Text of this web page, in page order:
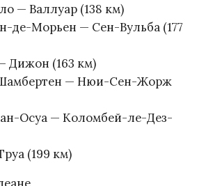
— Валлуар (138 км)
де-Морьен — Сен-Вульба (177
Дижон (163 км)
— Нюи-Сен-Жорж
Осуа — Коломбей-ле-Дез-
(199 км)